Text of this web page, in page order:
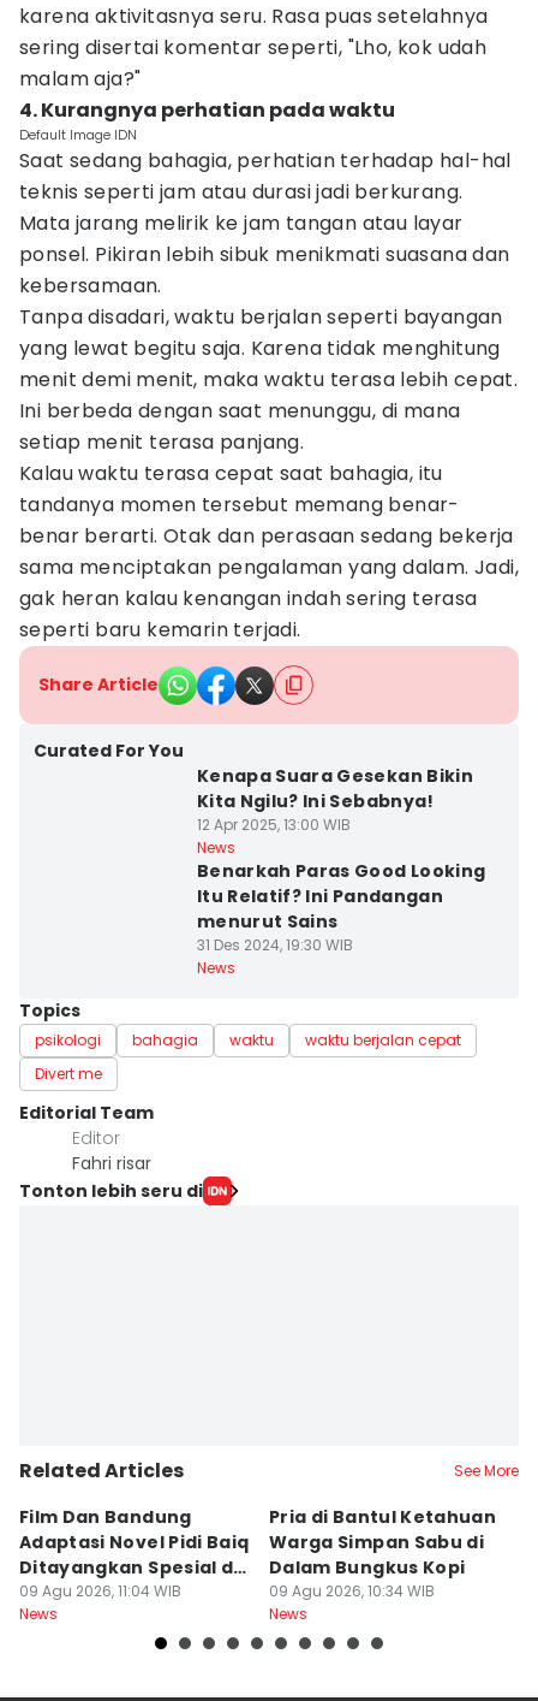
karena aktivitasnya seru. Rasa puas setelahnya
sering disertai komentar seperti, "Lho, kok udah
malam aja?"
4. Kurangnya perhatian pada waktu
Default Image IDN
Saat sedang bahagia, perhatian terhadap hal-hal
teknis seperti jam atau durasi jadi berkurang.
Mata jarang melirik ke jam tangan atau layar
ponsel. Pikiran lebih sibuk menikmati suasana dan
kebersamaan.
Tanpa disadari, waktu berjalan seperti bayangan
yang lewat begitu saja. Karena tidak menghitung
menit demi menit, maka waktu terasa lebih cepat.
Ini berbeda dengan saat menunggu, di mana
setiap menit terasa panjang.
Kalau waktu terasa cepat saat bahagia, itu
tandanya momen tersebut memang benar-
benar berarti. Otak dan perasaan sedang bekerja
sama menciptakan pengalaman yang dalam. Jadi,
gak heran kalau kenangan indah sering terasa
seperti baru kemarin terjadi.
Share Article
Curated For You
Kenapa Suara Gesekan Bikin
Kita Ngilu? Ini Sebabnya!
12 Apr 2025, 13:00 WIB
News
Benarkah Paras Good Looking
Itu Relatif? Ini Pandangan
menurut Sains
31 Des 2024, 19:30 WIB
News
Topics
psikologi bahagia waktu
waktu berjalan cepat
Divert me
Editorial Team
Editor
Fahri risar
Tonton lebih seru di
Related Articles See More
Film Dan Bandung
Adaptasi Novel Pidi Baiq
Ditayangkan Spesial di
Jogja
09 Agu 2026, 11:04 WIB
News
Pria di Bantul Ketahuan
Warga Simpan Sabu di
Dalam Bungkus Kopi
09 Agu 2026, 10:34 WIB
News